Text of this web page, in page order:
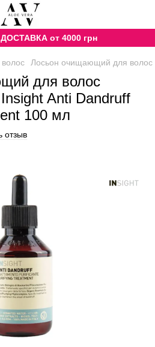
от 4000 грн
Лосьон очищающий для волос
для волос
Anti Dandruff
100 мл
отзыв